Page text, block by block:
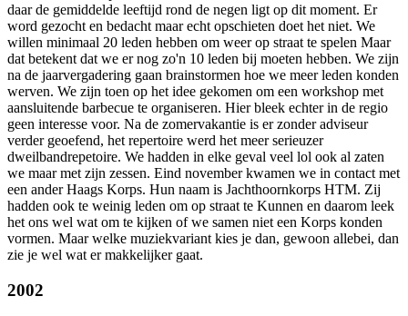
daar de gemiddelde leeftijd rond de negen ligt op dit moment. Er
word gezocht en bedacht maar echt opschieten doet het niet. We
willen minimaal 20 leden hebben om weer op straat te spelen Maar
dat betekent dat we er nog zo'n 10 leden bij moeten hebben. We zijn
na de jaarvergadering gaan brainstormen hoe we meer leden konden
werven. We zijn toen op het idee gekomen om een workshop met
aansluitende barbecue te organiseren. Hier bleek echter in de regio
geen interesse voor. Na de zomervakantie is er zonder adviseur
verder geoefend, het repertoire werd het meer serieuzer
dweilbandrepetoire. We hadden in elke geval veel lol ook al zaten
we maar met zijn zessen. Eind november kwamen we in contact met
een ander Haags Korps. Hun naam is Jachthoornkorps HTM. Zij
hadden ook te weinig leden om op straat te Kunnen en daarom leek
het ons wel wat om te kijken of we samen niet een Korps konden
vormen. Maar welke muziekvariant kies je dan, gewoon allebei, dan
zie je wel wat er makkelijker gaat.
2002